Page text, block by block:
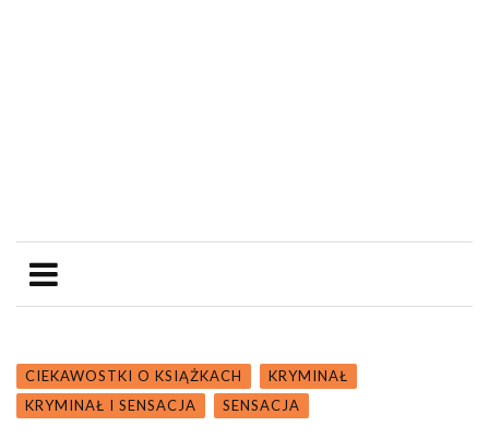
CIEKAWOSTKI O KSIĄŻKACH
KRYMINAŁ
KRYMINAŁ I SENSACJA
SENSACJA